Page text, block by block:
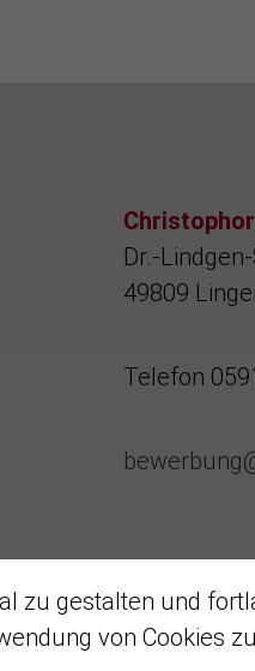
zu gestalten und
von Cookies
Dr.-
49809
Telefon